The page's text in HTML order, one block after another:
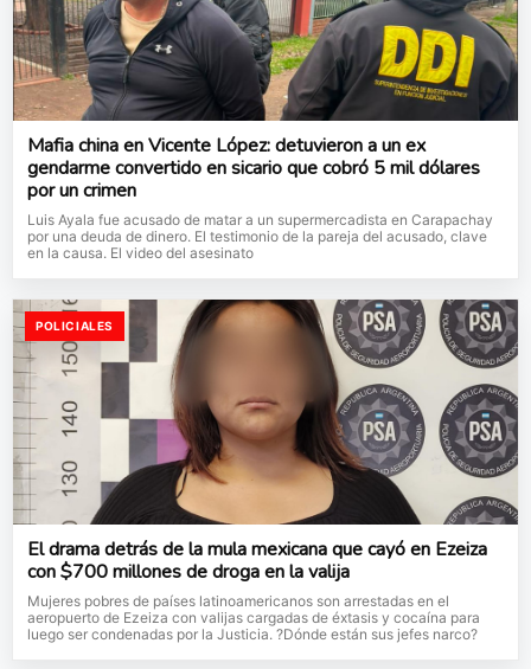
Mafia china en Vicente López: detuvieron a un ex
gendarme convertido en sicario que cobró 5 mil dólares
por un crimen
Luis Ayala fue acusado de matar a un supermercadista en Carapachay
por una deuda de dinero. El testimonio de la pareja del acusado, clave
en la causa. El video del asesinato
POLICIALES
El drama detrás de la mula mexicana que cayó en Ezeiza
con $700 millones de droga en la valija
Mujeres pobres de países latinoamericanos son arrestadas en el
aeropuerto de Ezeiza con valijas cargadas de éxtasis y cocaína para
luego ser condenadas por la Justicia. ?Dónde están sus jefes narco?